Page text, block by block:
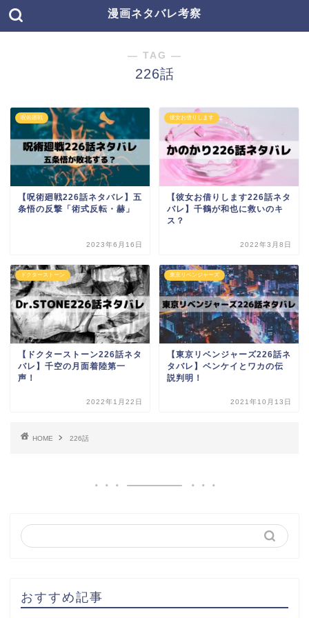
漫画ネタバレ考察
― TAG ―
226話
呪術廻戦
【呪術廻戦226話ネタバレ】五
条悟の反撃「術式反転・赫」
2023年6月16日
彼女お借りします
【彼女お借りします226話ネタ
バレ】千鶴が和也に救いのキ
ス？
2022年3月8日
ドクターストーン
【ドクターストーン226話ネタ
バレ】千空の月面着陸第一
声！
2022年1月22日
東京リベンジャーズ
【東京リベンジャーズ226話ネ
タバレ】ベンケイとワカの伝
説判明！
2021年10月13日
HOME 226話
おすすめ記事